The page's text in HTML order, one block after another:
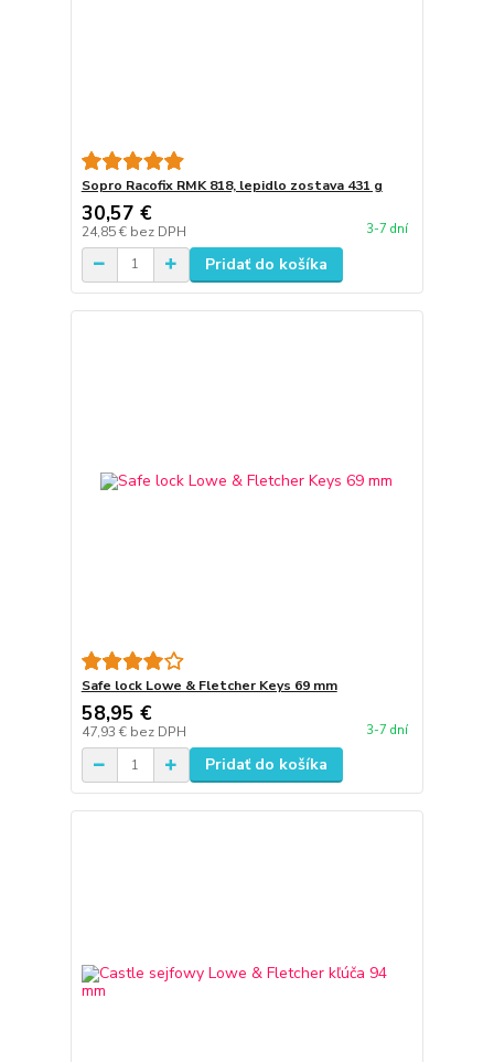
Sopro Racofix RMK 818, lepidlo zostava 431 g
30,57 €
24,85 € bez DPH 3-7 dní
Pridať do košíka
Safe lock Lowe & Fletcher Keys 69 mm
58,95 €
47,93 € bez DPH 3-7 dní
Pridať do košíka